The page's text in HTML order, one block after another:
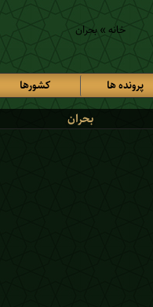
خانه»بحران
پرونده ها کشورها
بحران